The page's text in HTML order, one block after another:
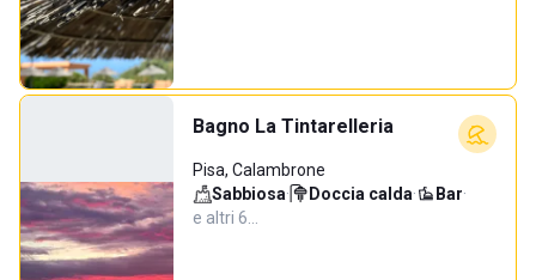
Bagno La Tintarelleria
Pisa, Calambrone
Sabbiosa· Doccia calda· Bar·
e altri 6…